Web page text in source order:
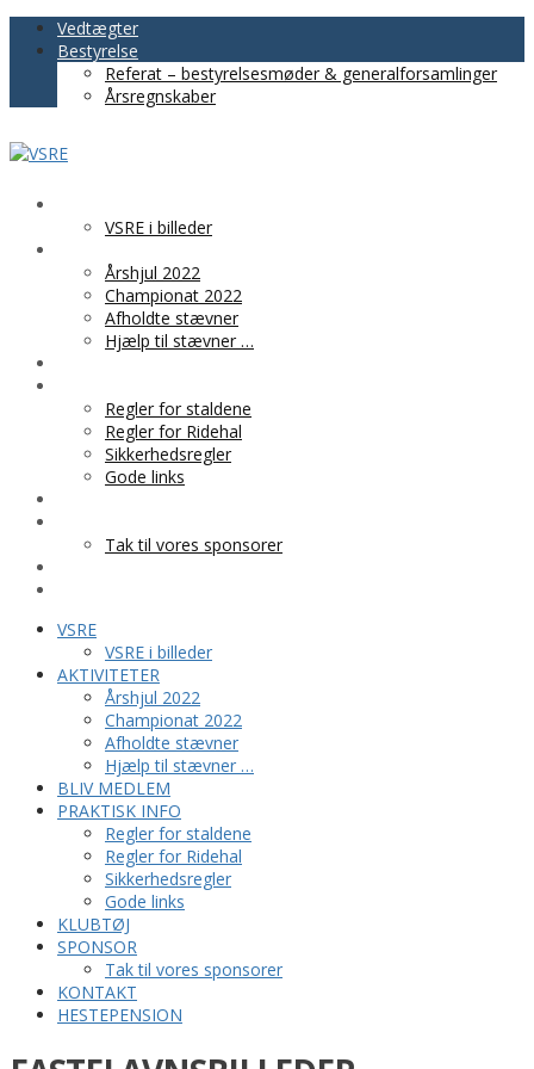
Vedtægter
Bestyrelse
Referat – bestyrelsesmøder & generalforsamlinger
Årsregnskaber
VSRE i billeder
Årshjul 2022
Championat 2022
Afholdte stævner
Hjælp til stævner …
Regler for staldene
Regler for Ridehal
Sikkerhedsregler
Gode links
Tak til vores sponsorer
VSRE
VSRE i billeder
AKTIVITETER
Årshjul 2022
Championat 2022
Afholdte stævner
Hjælp til stævner …
BLIV MEDLEM
PRAKTISK INFO
Regler for staldene
Regler for Ridehal
Sikkerhedsregler
Gode links
KLUBTØJ
SPONSOR
Tak til vores sponsorer
KONTAKT
HESTEPENSION